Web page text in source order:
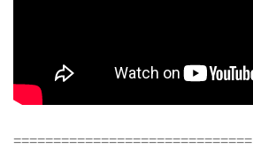
==============================